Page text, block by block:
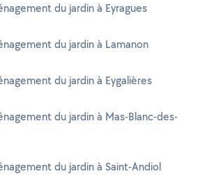
du jardin à Eyragues
du jardin à Lamanon
du jardin à Eygalières
du jardin à Mas-Blanc-des-
du jardin à Saint-Andiol